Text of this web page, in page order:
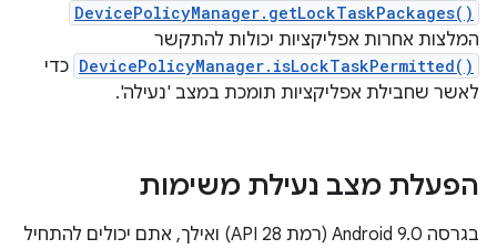
DevicePolicyManager.getLockTaskPackages()
המלצות אחרות אפליקציות יכולות להתקשר
DevicePolicyManager.isLockTaskPermitted() כדי
לאשר שחבילת אפליקציות תומכת במצב 'נעילה'.
הפעלת מצב נעילת משימות
בגרסה Android 9.0 (רמת API 28) ואילך, אתם יכולים להתחיל